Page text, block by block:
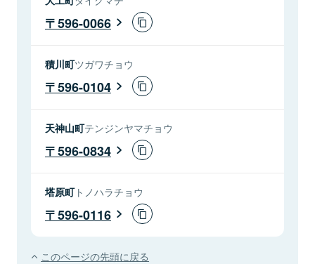
596-0066
積川町ツガワチョウ
596-0104
天神山町テンジンヤマチョウ
596-0834
塔原町トノハラチョウ
596-0116
このページの先頭に戻る